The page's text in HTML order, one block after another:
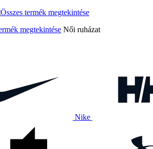
megtekintése Női ruházat
Nike